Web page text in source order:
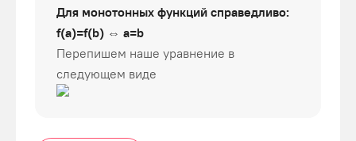
Для монотонных функций справедливо:
f(a)=f(b) ⇔ a=b
Перепишем наше уравнение в
следующем виде